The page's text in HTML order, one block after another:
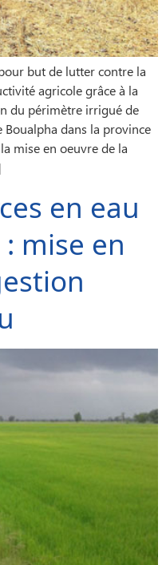
but de lutter contre la
agricole grâce à la
du périmètre irrigué de
Boualpha dans la province
mise en oeuvre de la
en eau
mise en